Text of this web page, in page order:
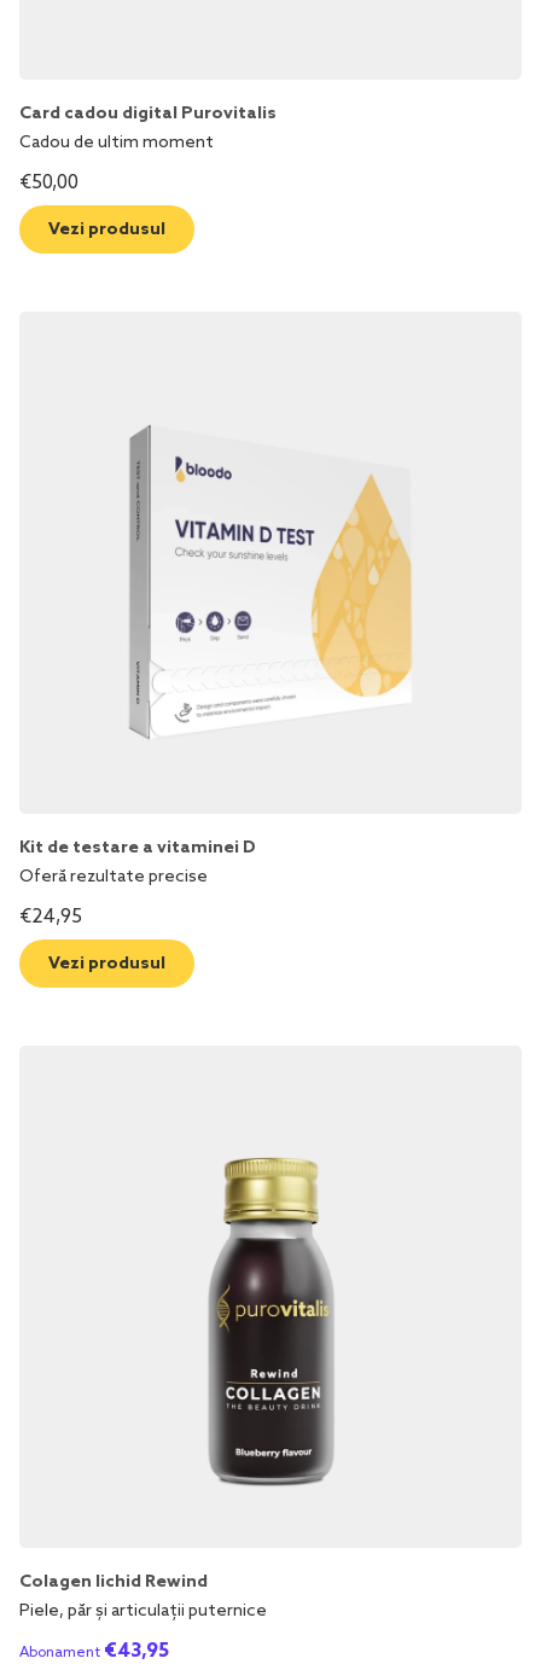
Card cadou digital Purovitalis
Cadou de ultim moment
€50,00
Vezi produsul
Kit de testare a vitaminei D
Oferă rezultate precise
€24,95
Vezi produsul
Colagen lichid Rewind
Piele, păr și articulații puternice
Abonament €43,95